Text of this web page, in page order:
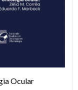
Ocular